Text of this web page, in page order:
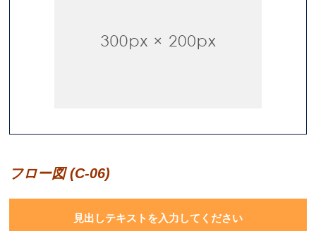
フロー図 (C-06)
見出しテキストを入力してください